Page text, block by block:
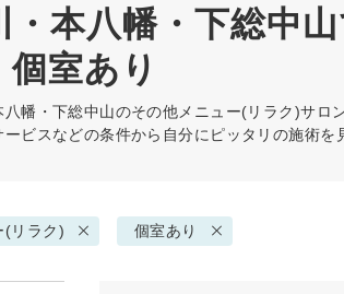
・本八幡・下総中
個室あり
八幡・下総中山のその他メニュー(リラク)サロ
ービスなどの条件から自分にピッタリの施術を
(リラク) 個室あり